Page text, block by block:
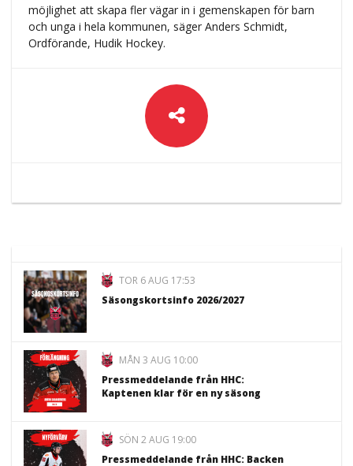
möjlighet att skapa fler vägar in i gemenskapen för barn
och unga i hela kommunen, säger Anders Schmidt,
Ordförande, Hudik Hockey.
TOR 6 AUG 17:53
Säsongskortsinfo 2026/2027
MÅN 3 AUG 10:00
Pressmeddelande från HHC:
Kaptenen klar för en ny säsong
SÖN 2 AUG 19:00
Pressmeddelande från HHC: Backen